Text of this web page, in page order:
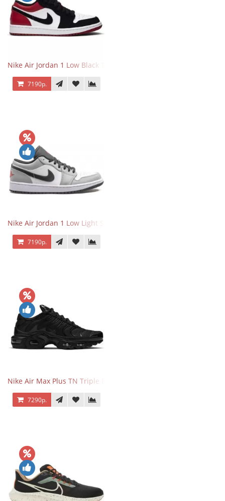
Nike Air Jordan 1 Low Black Toe
7190р.
Nike Air Jordan 1 Low Light Smoke Grey
7190р.
Nike Air Max Plus TN Triple Black
7290р.